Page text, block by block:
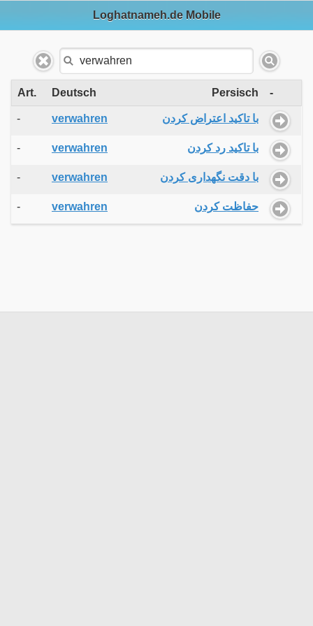
Loghatnameh.de Mobile
Art. Deutsch Persisch -
- verwahren با تاکید اعتراض کردن
- verwahren با تاکید رد کردن
- verwahren با دقت نگهداری کردن
- verwahren حفاظت کردن